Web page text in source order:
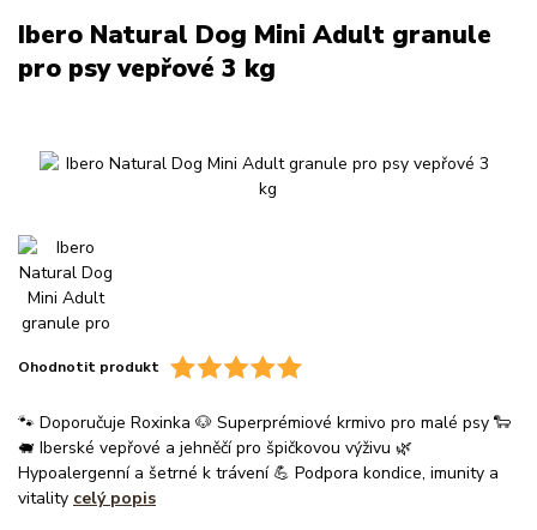
Ibero Natural Dog Mini Adult granule
pro psy vepřové 3 kg
Ohodnotit produkt
🐾 Doporučuje Roxinka 🐶 Superprémiové krmivo pro malé psy 🐑
🐖 Iberské vepřové a jehněčí pro špičkovou výživu 🌿
Hypoalergenní a šetrné k trávení 💪 Podpora kondice, imunity a
vitality celý popis